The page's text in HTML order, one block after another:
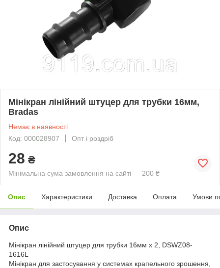
Мінікран лінійний штуцер для трубки 16мм,
Bradas
Немає в наявності
Код: 000028907
Опт і роздріб
28 ₴
Мінімальна сума замовлення на сайті — 200 ₴
Опис Характеристики Доставка Оплата Умови
Опис
Мінікран лінійний штуцер для трубки 16мм х 2, DSWZ08-
1616L
Мінікран для застосування у системах крапельного зрошення,